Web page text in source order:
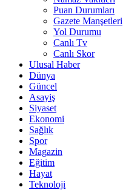
Puan Durumları
Gazete Manşetleri
Yol Durumu
Canlı Tv
Canlı Skor
Ulusal Haber
Dünya
Güncel
Asayiş
Siyaset
Ekonomi
Sağlık
Spor
Magazin
Eğitim
Hayat
Teknoloji